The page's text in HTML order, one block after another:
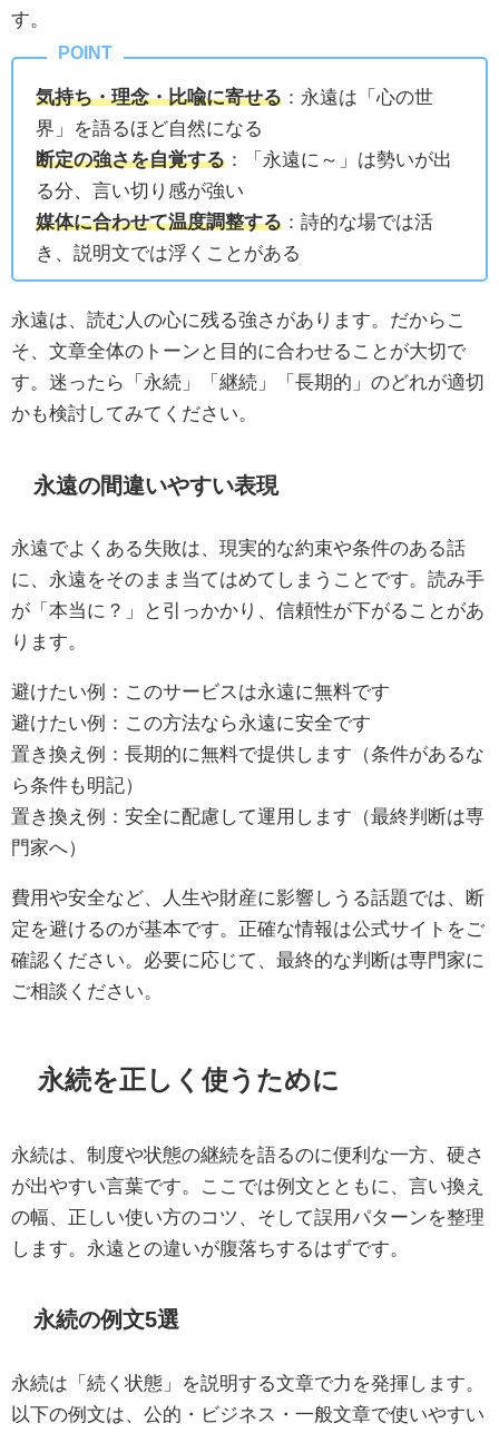
す。
気持ち・理念・比喩に寄せる ：永遠は「心の世
界」を語るほど自然になる
断定の強さを自覚する ：「永遠に～」は勢いが出
る分、言い切り感が強い
媒体に合わせて温度調整する ：詩的な場では活
き、説明文では浮くことがある
永遠は、読む人の心に残る強さがあります。だからこ
そ、文章全体のトーンと目的に合わせることが大切で
す。迷ったら「永続」「継続」「長期的」のどれが適切
かも検討してみてください。
永遠の間違いやすい表現
永遠でよくある失敗は、現実的な約束や条件のある話
に、永遠をそのまま当てはめてしまうことです。読み手
が「本当に？」と引っかかり、信頼性が下がることがあ
ります。
避けたい例：このサービスは永遠に無料です
避けたい例：この方法なら永遠に安全です
置き換え例：長期的に無料で提供します（条件があるな
ら条件も明記）
置き換え例：安全に配慮して運用します（最終判断は専
門家へ）
費用や安全など、人生や財産に影響しうる話題では、断
定を避けるのが基本です。正確な情報は公式サイトをご
確認ください。必要に応じて、最終的な判断は専門家に
ご相談ください。
永続を正しく使うために
永続は、制度や状態の継続を語るのに便利な一方、硬さ
が出やすい言葉です。ここでは例文とともに、言い換え
の幅、正しい使い方のコツ、そして誤用パターンを整理
します。永遠との違いが腹落ちするはずです。
永続の例文5選
永続は「続く状態」を説明する文章で力を発揮します。
以下の例文は、公的・ビジネス・一般文章で使いやすい